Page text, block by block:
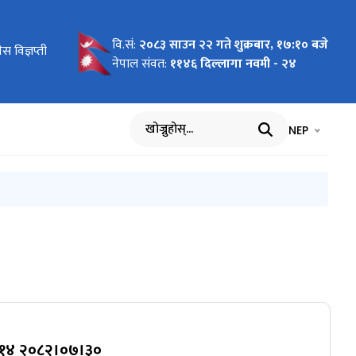
विज्ञप्ती वि.सं: २०८३ साउन २२ गते शुक्रबार, १७:१० बजे
नेपाल संवत: ११४६ दिल्लागा नवमी - २४
खोज्नुहोस् भाषा चयन
NEP
२०८२।०७।३०